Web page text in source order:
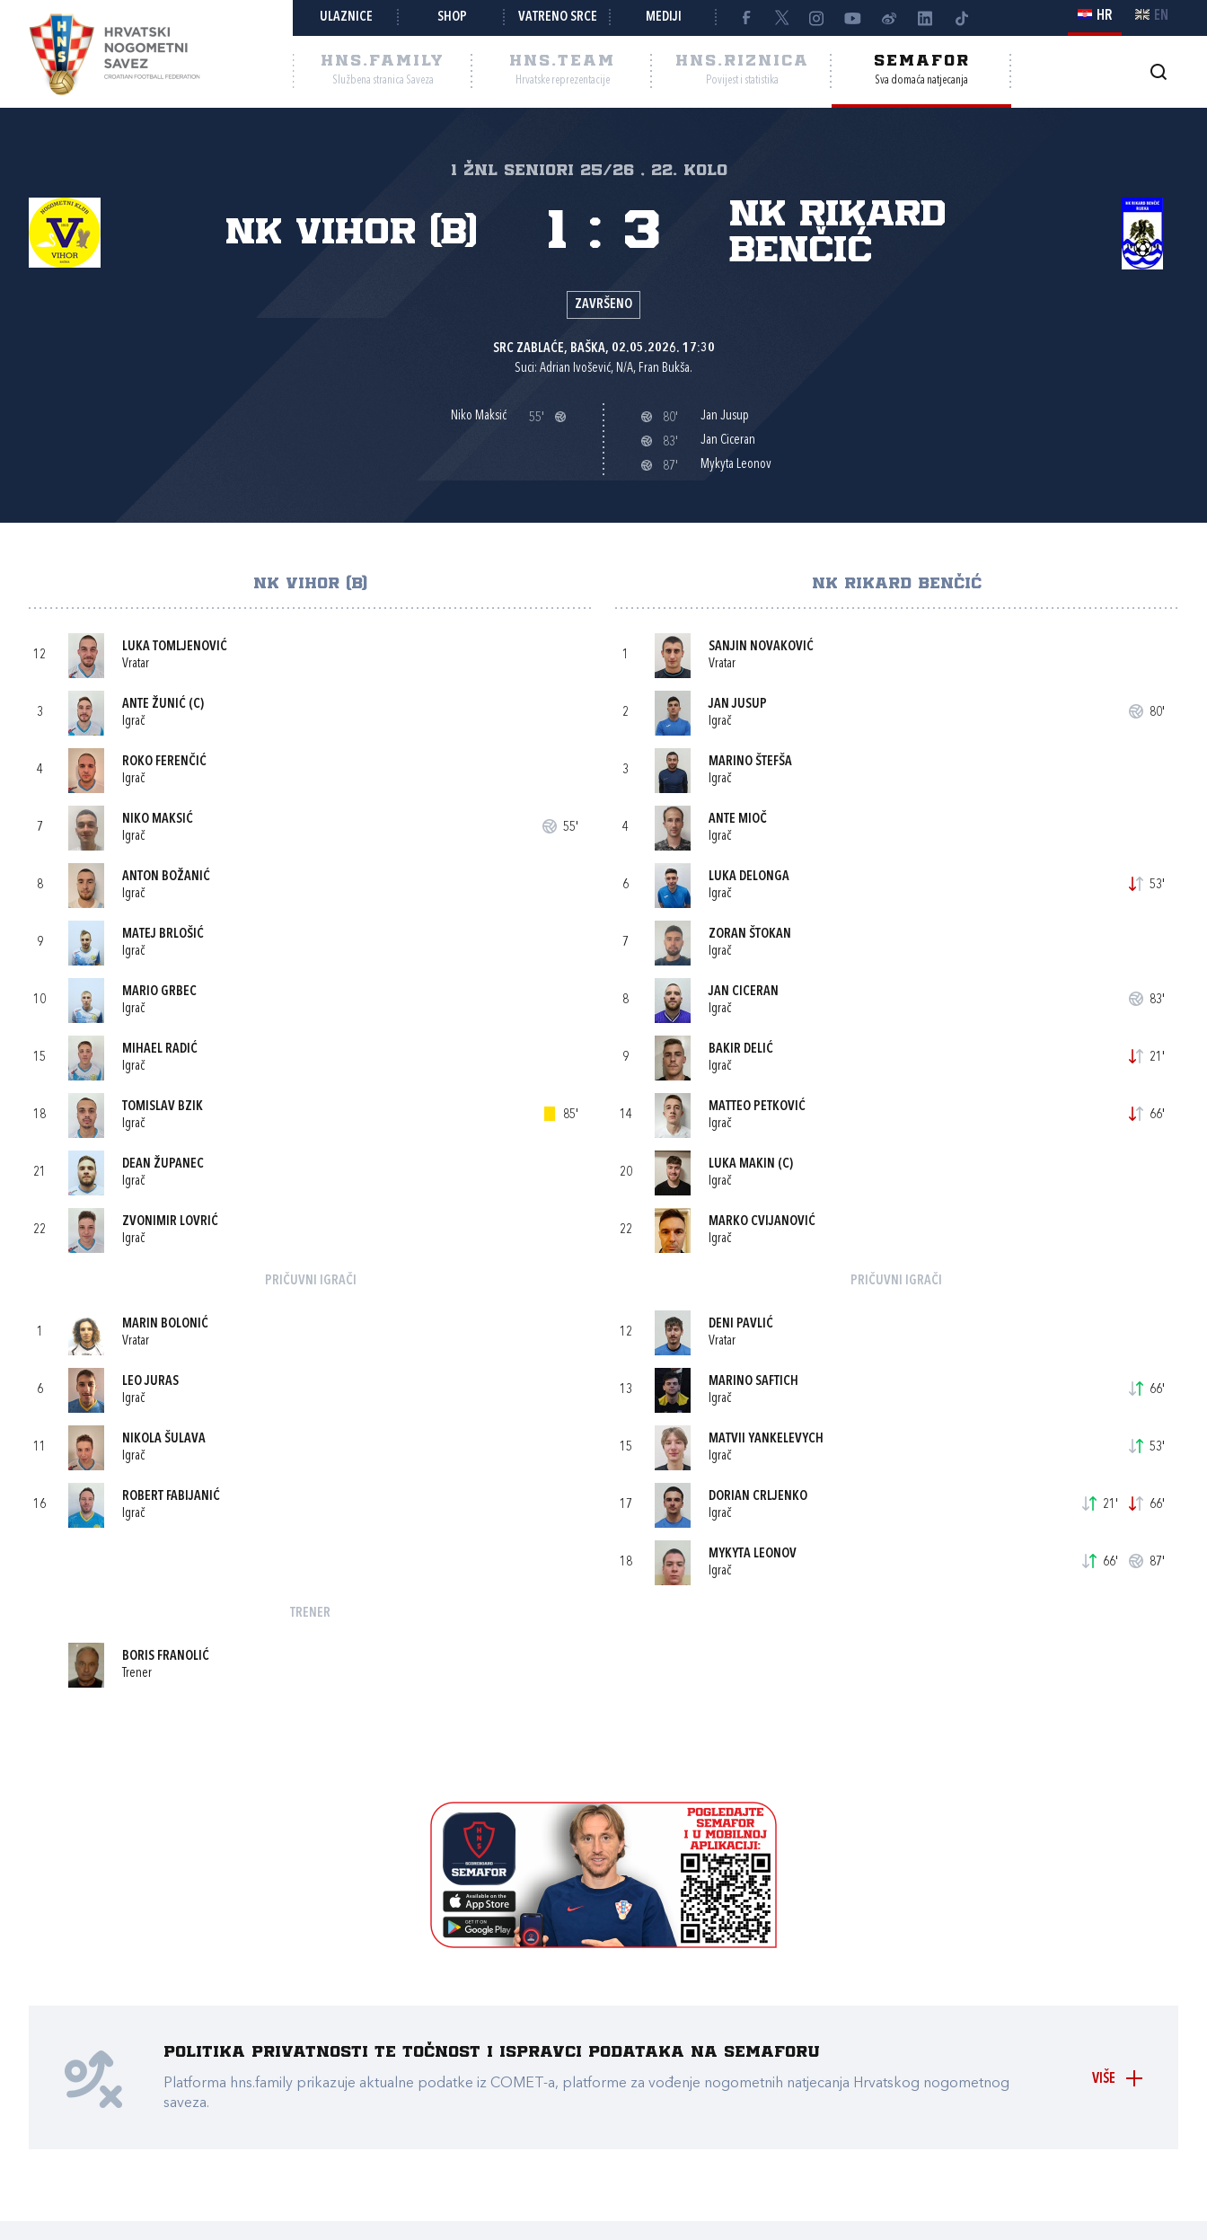
ULAZNICE SHOP VATRENO SRCE MEDIJI HR EN
HNS.FAMILY
Službena stranica Saveza
HNS.TEAM
Hrvatske reprezentacije
HNS.RIZNICA
Povijest i statistika
SEMAFOR
Sva domaća natjecanja
1 ŽNL SENIORI 25/26 , 22. kolo
NK Vihor (B)
NK Rikard
Benčić
1 : 3
ZAVRŠENO
SRC ZABLAĆE, BAŠKA, 02.05.2026. 17:30
Suci: Adrian Ivošević, N/A, Fran Bukša.
Niko Maksić 55' 80'
Jan Jusup
83'
Jan Ciceran
87'
Mykyta Leonov
NK VIHOR (B)
12
LUKA TOMLJENOVIĆ
Vratar
3
ANTE ŽUNIĆ (C)
Igrač
4
ROKO FERENČIĆ
Igrač
7
NIKO MAKSIĆ
Igrač
55'
8
ANTON BOŽANIĆ
Igrač
9
MATEJ BRLOŠIĆ
Igrač
10
MARIO GRBEC
Igrač
15
MIHAEL RADIĆ
Igrač
18
TOMISLAV BZIK
Igrač
85'
21
DEAN ŽUPANEC
Igrač
22
ZVONIMIR LOVRIĆ
Igrač
PRIČUVNI IGRAČI
1
MARIN BOLONIĆ
Vratar
6
LEO JURAS
Igrač
11
NIKOLA ŠULAVA
Igrač
16
ROBERT FABIJANIĆ
Igrač
TRENER
BORIS FRANOLIĆ
Trener
NK RIKARD BENČIĆ
1
SANJIN NOVAKOVIĆ
Vratar
2
JAN JUSUP
Igrač
80'
3
MARINO ŠTEFŠA
Igrač
4
ANTE MIOČ
Igrač
6
LUKA DELONGA
Igrač
53'
7
ZORAN ŠTOKAN
Igrač
8
JAN CICERAN
Igrač
83'
9
BAKIR DELIĆ
Igrač
21'
14
MATTEO PETKOVIĆ
Igrač
66'
20
LUKA MAKIN (C)
Igrač
22
MARKO CVIJANOVIĆ
Igrač
PRIČUVNI IGRAČI
12
DENI PAVLIĆ
Vratar
13
MARINO SAFTICH
Igrač
66'
15
MATVII YANKELEVYCH
Igrač
53'
17
DORIAN CRLJENKO
Igrač
21' 66'
18
MYKYTA LEONOV
Igrač
66' 87'
VIŠE
Politika privatnosti te točnost i ispravci podataka na Semaforu
Platforma hns.family prikazuje aktualne podatke iz COMET-a, platforme za vođenje nogometnih natjecanja Hrvatskog nogometnog
saveza.